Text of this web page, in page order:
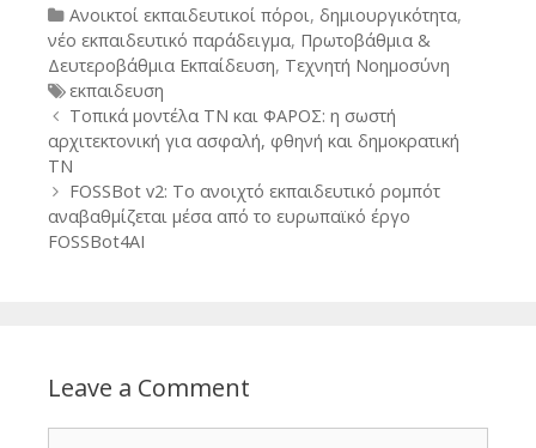
Categories
Ανοικτοί εκπαιδευτικοί πόροι, δημιουργικότητα,
νέο εκπαιδευτικό παράδειγμα, Πρωτοβάθμια &
Δευτεροβάθμια Εκπαίδευση, Τεχνητή Νοημοσύνη
Tags
εκπαιδευση
Post
navigation
Τοπικά μοντέλα ΤΝ και ΦΑΡΟΣ: η σωστή
αρχιτεκτονική για ασφαλή, φθηνή και δημοκρατική
ΤΝ
FOSSBot v2: Το ανοιχτό εκπαιδευτικό ρομπότ
αναβαθμίζεται μέσα από το ευρωπαϊκό έργο
FOSSBot4AI
Leave a Comment